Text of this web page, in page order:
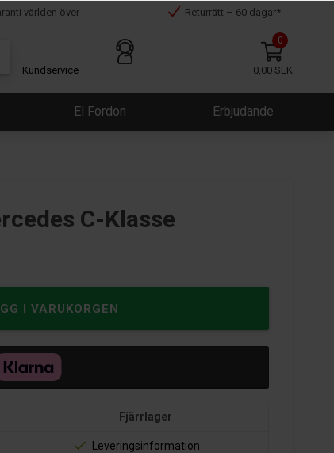
världen över Returrätt – 60 dagar*
Kundservice
0
0,00 SEK
El Fordon Erbjudande
C-Klasse
Fjärrlager
Leveringsinformation